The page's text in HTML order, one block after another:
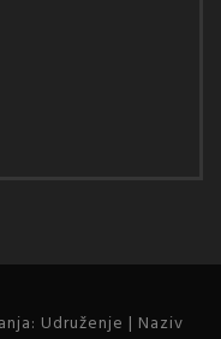
Udruženje | Naziv